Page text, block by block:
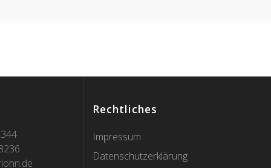
Rechtliches
Impressum
Datenschutzerklärung